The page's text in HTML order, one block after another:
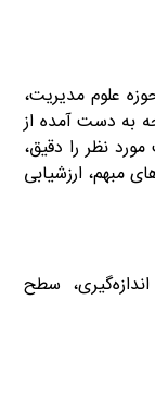
علوم مدیریت،
به دست آمده از
نظر را دقیق،
مبهم، ارزشیابی
سطح